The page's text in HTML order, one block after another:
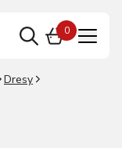
0
Dresy